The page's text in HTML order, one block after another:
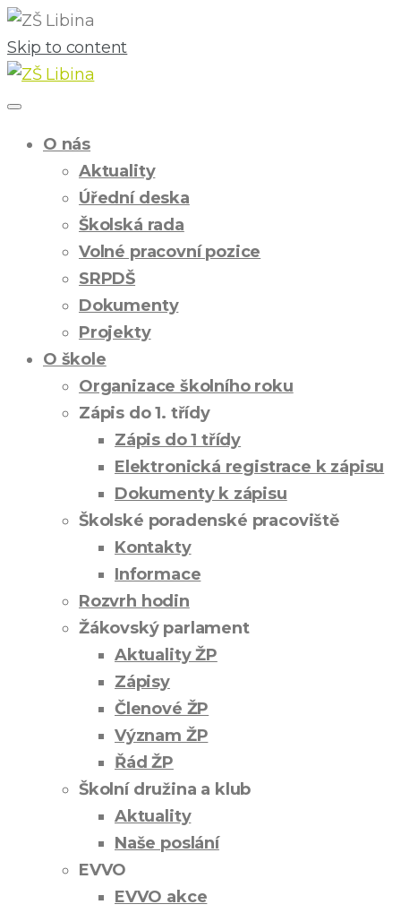
Skip to content
O nás
Aktuality
Úřední deska
Školská rada
Volné pracovní pozice
SRPDŠ
Dokumenty
Projekty
O škole
Organizace školního roku
Zápis do 1. třídy
Zápis do 1 třídy
Elektronická registrace k zápisu
Dokumenty k zápisu
Školské poradenské pracoviště
Kontakty
Informace
Rozvrh hodin
Žákovský parlament
Aktuality ŽP
Zápisy
Členové ŽP
Význam ŽP
Řád ŽP
Školní družina a klub
Aktuality
Naše poslání
EVVO
EVVO akce